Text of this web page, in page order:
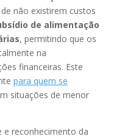
de não existirem custos
de alimentação
, permitindo que os
na
financeiras. Este
para quem se
situações de menor
e reconhecimento da